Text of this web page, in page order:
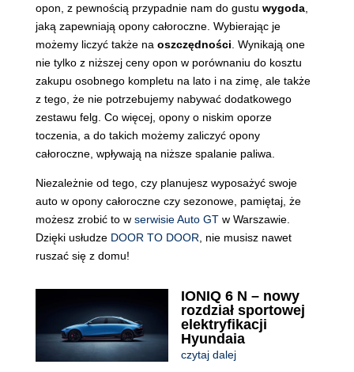
opon, z pewnością przypadnie nam do gustu wygoda,
jaką zapewniają opony całoroczne. Wybierając je
możemy liczyć także na oszczędności . Wynikają one
nie tylko z niższej ceny opon w porównaniu do kosztu
zakupu osobnego kompletu na lato i na zimę, ale także
z tego, że nie potrzebujemy nabywać dodatkowego
zestawu felg. Co więcej, opony o niskim oporze
toczenia, a do takich możemy zaliczyć opony
całoroczne, wpływają na niższe spalanie paliwa.
Niezależnie od tego, czy planujesz wyposażyć swoje
auto w opony całoroczne czy sezonowe, pamiętaj, że
możesz zrobić to w serwisie Auto GTw Warszawie.
Dzięki usłudze DOOR TO DOOR , nie musisz nawet
ruszać się z domu!
IONIQ 6 N – nowy
rozdział sportowej
elektryfikacji
Hyundaia
czytaj dalej